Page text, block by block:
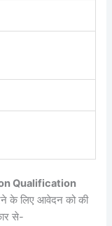
Qualification
के लिए आवेदन को की
से-